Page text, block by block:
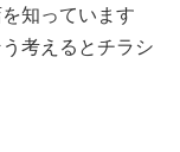
知っています
考えるとチラシ